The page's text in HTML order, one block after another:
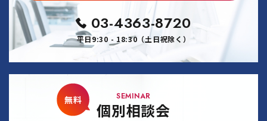
03-4363-8720
平日9:30 - 18:30（土日祝除く）
SEMINAR
個別相談会
無料